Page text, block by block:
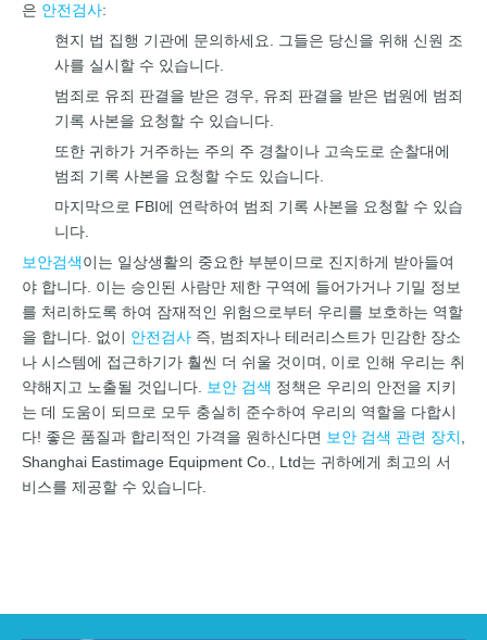
은 안전검사:
현지 법 집행 기관에 문의하세요. 그들은 당신을 위해 신원 조
사를 실시할 수 있습니다.
범죄로 유죄 판결을 받은 경우, 유죄 판결을 받은 법원에 범죄
기록 사본을 요청할 수 있습니다.
또한 귀하가 거주하는 주의 주 경찰이나 고속도로 순찰대에
범죄 기록 사본을 요청할 수도 있습니다.
마지막으로 FBI에 연락하여 범죄 기록 사본을 요청할 수 있습
니다.
보안검색이는 일상생활의 중요한 부분이므로 진지하게 받아들여
야 합니다. 이는 승인된 사람만 제한 구역에 들어가거나 기밀 정보
를 처리하도록 하여 잠재적인 위험으로부터 우리를 보호하는 역할
을 합니다. 없이 안전검사 즉, 범죄자나 테러리스트가 민감한 장소
나 시스템에 접근하기가 훨씬 더 쉬울 것이며, 이로 인해 우리는 취
약해지고 노출될 것입니다.
보안 검색 정책은 우리의 안전을 지키
는 데 도움이 되므로 모두 충실히 준수하여 우리의 역할을 다합시
다! 좋은 품질과 합리적인 가격을 원하신다면 보안 검색 관련 장치
Shanghai Eastimage Equipment Co., Ltd는 귀하에게 최고의 서
비스를 제공할 수 있습니다.